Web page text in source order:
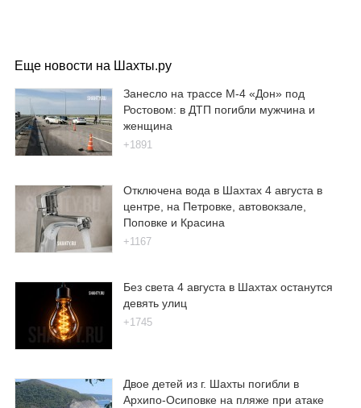
Еще новости на Шахты.ру
Занесло на трассе М-4 «Дон» под
Ростовом: в ДТП погибли мужчина и
женщина
+1891
Отключена вода в Шахтах 4 августа в
центре, на Петровке, автовокзале,
Поповке и Красина
+1167
Без света 4 августа в Шахтах останутся
девять улиц
+1745
Двое детей из г. Шахты погибли в
Архипо-Осиповке на пляже при атаке